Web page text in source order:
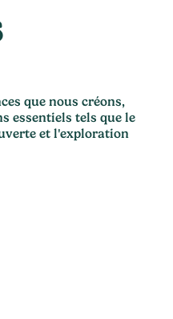
que nous créons,
essentiels tels que le
et l'exploration